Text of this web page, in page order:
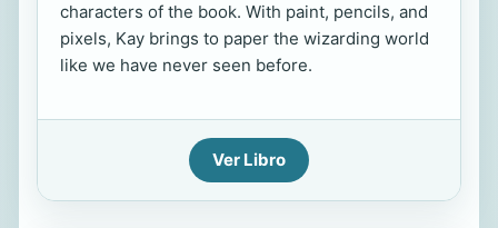
characters of the book. With paint, pencils, and
pixels, Kay brings to paper the wizarding world
like we have never seen before.
Ver Libro